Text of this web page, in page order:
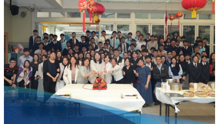
家長通訊